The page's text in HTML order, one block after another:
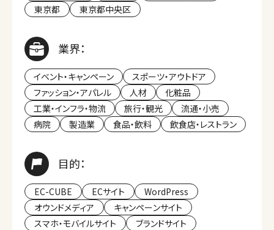
東京都
東京都中央区
業界：
イベント・キャンペーン
スポーツ・アウトドア
ファッション・アパレル
人材
化粧品
工業・インフラ・物流
旅行・観光
流通・小売
病院
製造業 食品・飲料 飲食店・レストラン
目的：
EC-CUBE ECサイト
WordPress
オウンドメディア
キャンペーンサイト
スマホ・モバイルサイト
ブランドサイト